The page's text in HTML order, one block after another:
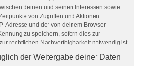
deinen und seinen Interessen sowie
von Zugriffen und Aktionen
Adresse und der von deinem Browser
zu speichern, sofern dies zur
rechtlichen Nachverfolgbarkeit notwendig ist.
der Weitergabe deiner Daten